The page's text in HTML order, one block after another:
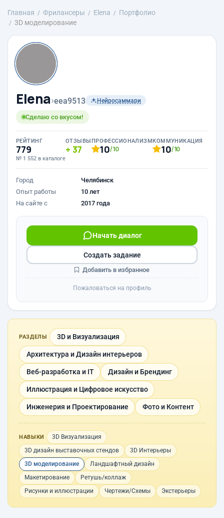
Главная Фрилансеры Elena
Портфолио
3D моделирование
Elena›eea9513 Нейросаммари
Сделаю со вкусом!
РЕЙТИНГ
779
№ 1 552 в каталоге
ОТЗЫВЫ
37
ПРОФЕССИОНАЛИЗМ
10/10
КОММУНИКАЦИЯ
10/10
Город
Челябинск
Опыт работы
10 лет
На сайте с
2017 года
Начать диалог
Создать задание
Добавить в избранное
Пожаловаться на профиль
РАЗДЕЛЫ 3D и Визуализация
Архитектура и Дизайн интерьеров
Веб-разработка и IT Дизайн и Брендинг
Иллюстрация и Цифровое искусство
Инженерия и Проектирование Фото и Контент
НАВЫКИ
3D Визуализация
3D дизайн выставочных стендов
3D Интерьеры
3D моделирование
Ландшафтный дизайн
Макетирование
Ретушь/коллаж
Рисунки и иллюстрации
Чертежи/Схемы Экстерьеры